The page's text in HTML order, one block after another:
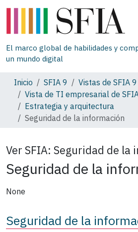
El marco global de habilidades y
un mundo digital
Inicio SFIA 9
Vistas de SFIA 9
Vista de TI empresarial de
Estrategia y arquitectura
Seguridad de la información
Ver SFIA: Seguridad de la
Seguridad de la
None
Seguridad de la